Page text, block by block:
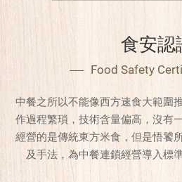
食安認
Food Safety
中餐之所以不能像西方速食大範圍
作過程繁瑣，技術含量偏高，沒有
經營的是傳統東方米食，但是悟饕
及手法，為中餐連鎖經營導入標